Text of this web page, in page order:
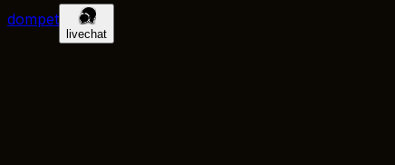
dompet
livechat